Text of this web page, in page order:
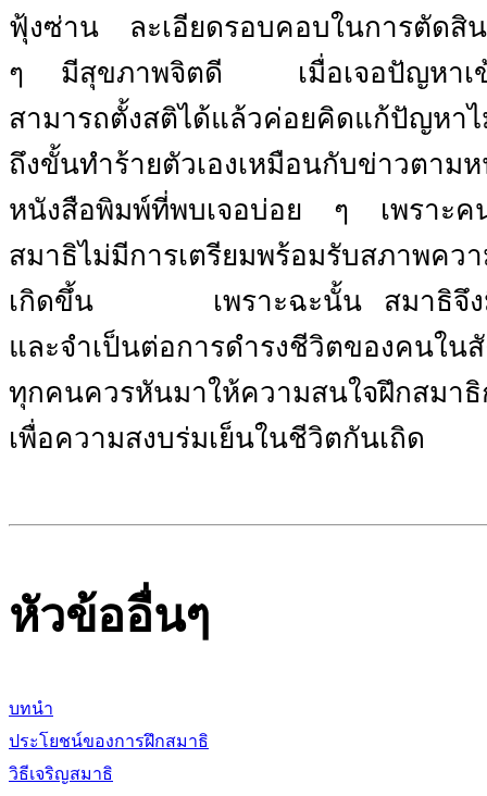
ฟุ้งซ่าน
ละเอียดรอบคอบในการตัดสิ
ๆ มีสุขภาพจิตดี
เมื่อเจอปัญหา
สามารถตั้งสติได้แล้วค่อยคิดแก้ปัญหา
ถึงขั้นทำร้ายตัวเองเหมือนกับข่าวตาม
หนังสือพิมพ์ที่พบเจอบ่อย ๆ เพราะค
สมาธิไม่มีการเตรียมพร้อมรับสภาพคว
เกิดขึ้น
เพราะฉะนั้น
สมาธิจึ
และจำเป็นต่อการดำรงชีวิตของคนใน
ทุกคนควรหันมาให้ความสนใจฝึกสมา
เพื่อความสงบร่มเย็นในชีวิตกันเถิด
หัวข้ออื่นๆ
บทนำ
ประโยชน์ของการฝึกสมาธิ
วิธีเจริญสมาธิ